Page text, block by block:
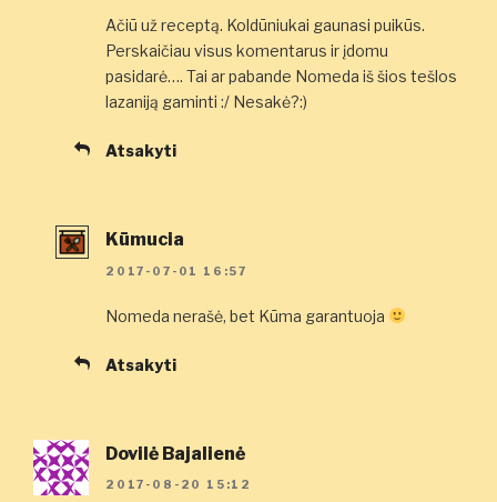
Ačiū už receptą. Koldūniukai gaunasi puikūs.
Perskaičiau visus komentarus ir įdomu
pasidarė…. Tai ar pabande Nomeda iš šios tešlos
lazaniją gaminti :/ Nesakė?:)
Atsakyti
Kūmucia
2017-07-01 16:57
Nomeda nerašė, bet Kūma garantuoja
Atsakyti
Dovilė Bajalienė
2017-08-20 15:12